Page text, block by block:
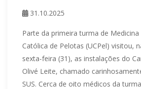
31.10.2025
Parte da primeira turma de Medicina
Católica de Pelotas (UCPel) visitou,
sexta-feira (31), as instalações do
Olivé Leite, chamado
SUS. Cerca de oito médicos da